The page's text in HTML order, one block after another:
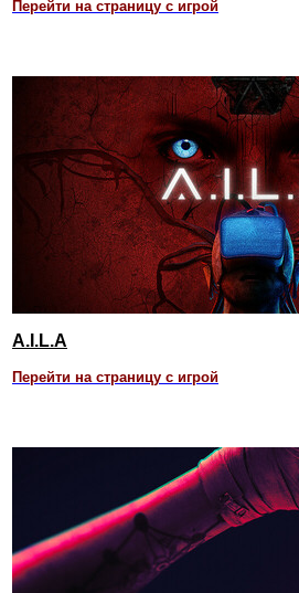
Перейти на страницу с игрой
A.I.L.A
Перейти на страницу с игрой